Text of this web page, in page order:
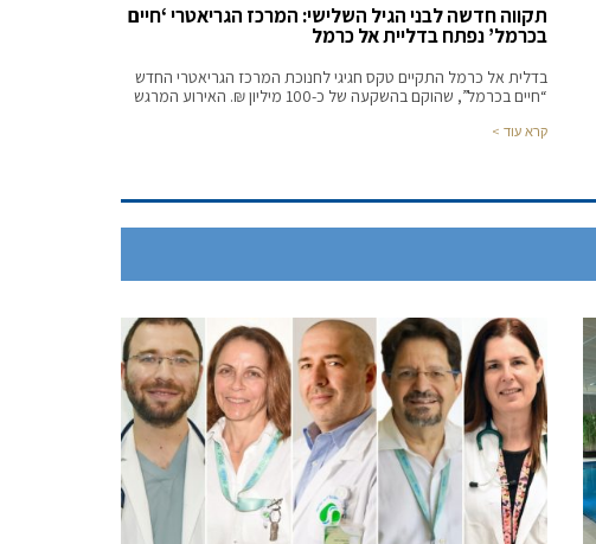
תקווה חדשה לבני הגיל השלישי: המרכז הגריאטרי ‘חיים
בכרמל’ נפתח בדליית אל כרמל
בדלית אל כרמל התקיים טקס חגיגי לחנוכת המרכז הגריאטרי החדש
“חיים בכרמל”, שהוקם בהשקעה של כ-100 מיליון ₪. האירוע המרגש
קרא עוד >